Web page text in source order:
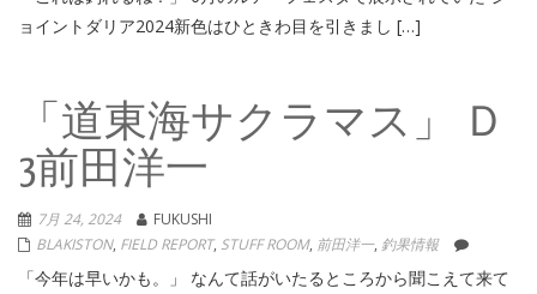
ョイントダリア2024新色はひときわ目を引きまし […]
「道東海サクラマス」 Ｄ
3前田洋一
7月 24, 2024
FUKUSHI
BLAKISTON, FIELD REPORT, STUFF ROOM, 前田洋一, 釣果情報
「今年は早いかも。」 なんて話がいたるところから聞こえて来て